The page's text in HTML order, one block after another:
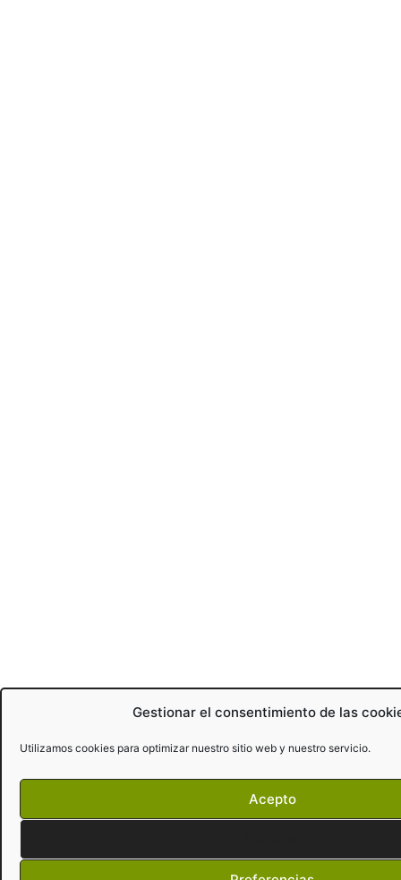
Gestionar el consentimiento de las
Utilizamos cookies para optimizar nuestro sitio web y nuestro servicio.
Acepto